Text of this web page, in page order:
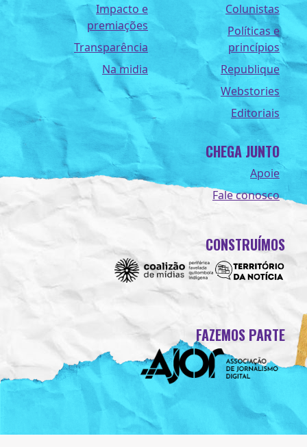
Impacto e
premiações
Transparência
Na midia
Colunistas
Políticas e
princípios
Republique
Webstories
Editoriais
CHEGA JUNTO
Apoie
Fale conosco
CONSTRUÍMOS
FAZEMOS PARTE